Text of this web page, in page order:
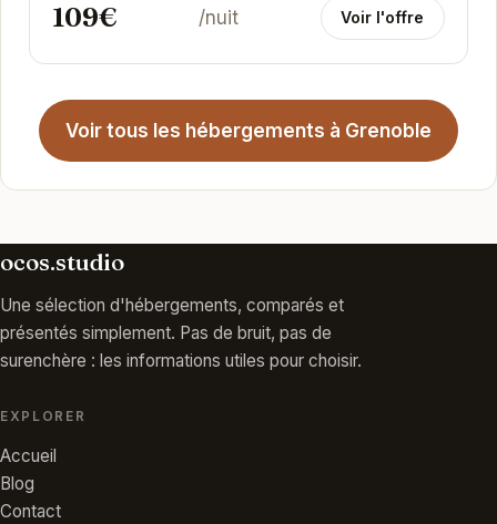
109€ /nuit Voir l'offre
Voir tous les hébergements à Grenoble
ocos.studio
Une sélection d'hébergements, comparés et
présentés simplement. Pas de bruit, pas de
surenchère : les informations utiles pour choisir.
EXPLORER
Accueil
Blog
Contact